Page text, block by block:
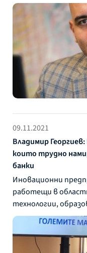
09.11.2021
Владимир
които трудно
банки
Иновационни
работещи в
технологии,